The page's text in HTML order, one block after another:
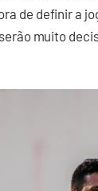
de definir a
muito